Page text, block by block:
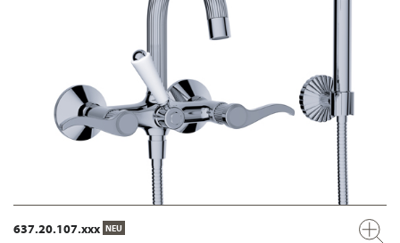
637.20.107.xxx NEU